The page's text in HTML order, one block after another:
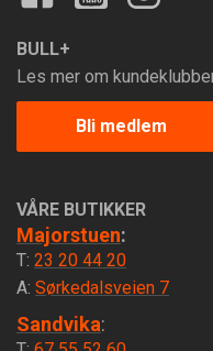
BULL+
Les mer om
Bli medlem
VÅRE BUTIKKER
Majorstuen:
T: 23 20 44 20
A: Sørkedalsveien 7
Sandvika: